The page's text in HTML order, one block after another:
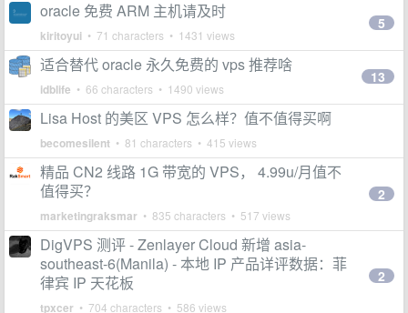
oracle 免费 ARM 主机请及时
kiritoyui • 71 characters • 1431 views
5
适合替代 oracle 永久免费的 vps 推荐啥
idblife • 66 characters • 1490 views
13
Lisa Host 的美区 VPS 怎么样？值不值得买啊
becomesilent • 81 characters • 415 views
精品 CN2 线路 1G 带宽的 VPS， 4.99u/月值不
值得买？
marketingraksmar • 835 characters • 517 views
2
DigVPS 测评 - Zenlayer Cloud 新增 asia-
southeast-6(Manila) - 本地 IP 产品详评数据：菲
律宾 IP 天花板
tpxcer • 704 characters • 586 views
2